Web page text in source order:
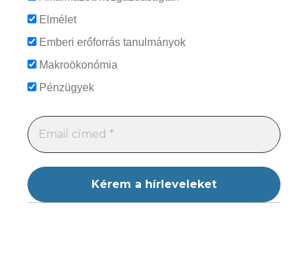
Elmélet
Emberi erőforrás tanulmányok
Makroökonómia
Pénzügyek